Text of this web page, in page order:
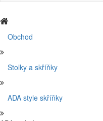
Obchod
Stolky a skříňky
ADA style skříňky